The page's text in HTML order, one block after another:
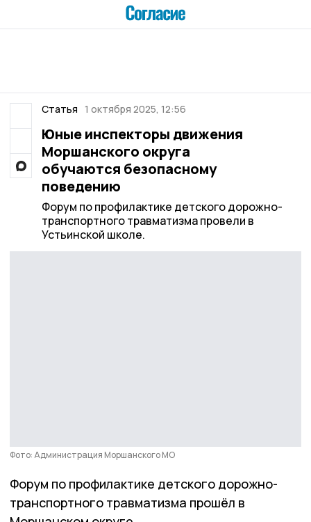
Статья 1 октября 2025, 12:56
Юные инспекторы движения
Моршанского округа
обучаются безопасному
поведению
Форум по профилактике детского дорожно-
транспортного травматизма провели в
Устьинской школе.
Фото: Администрация Моршанского МО
Форум по профилактике детского дорожно-
транспортного травматизма прошёл в